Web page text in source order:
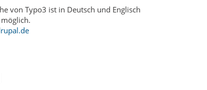
von Typo3 ist in Deutsch und Englisch